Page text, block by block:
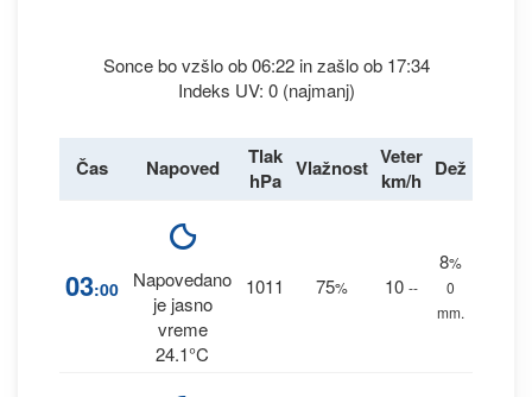
Sonce bo vzšlo ob 06:22 in zašlo ob 17:34
Indeks UV: 0 (najmanj)
Čas Napoved
Tlak
hPa Vlažnost Veter
km/h Dež
03:00
Napovedano
je jasno
vreme
24.1°C
1011 75% 10 --
8%
0
mm.